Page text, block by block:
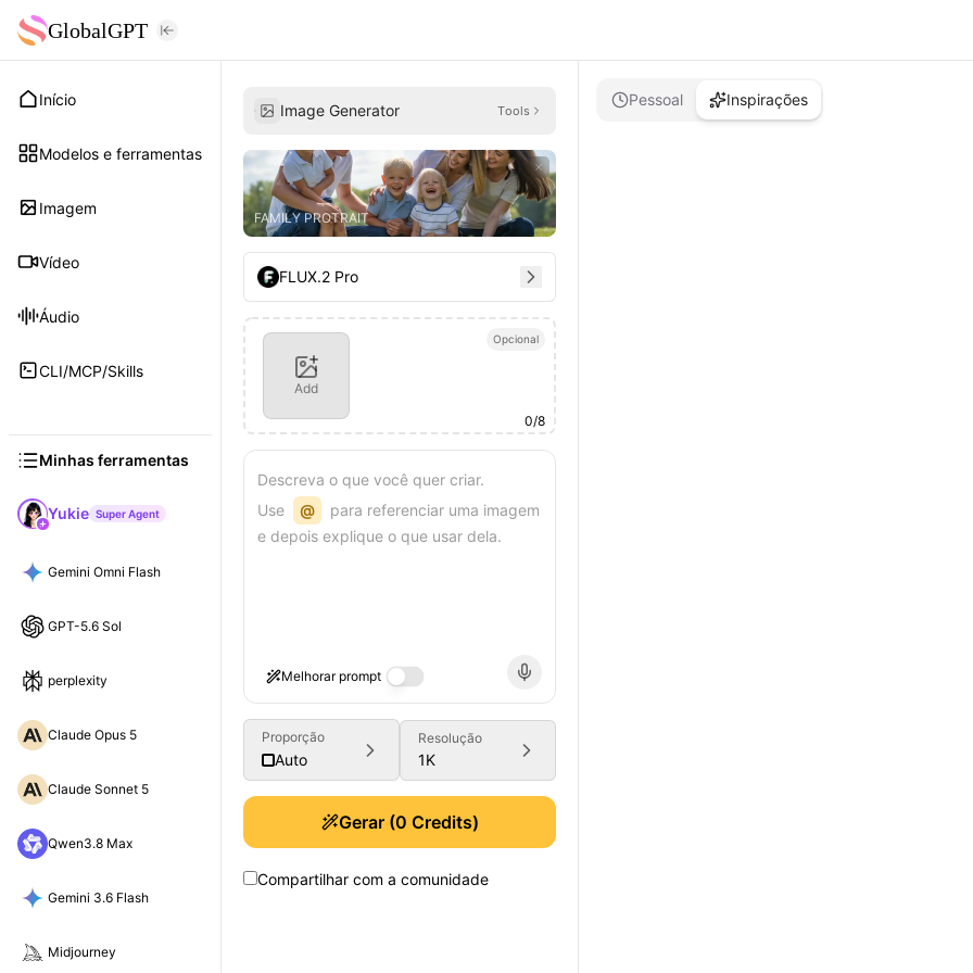
GlobalGPT
Início
Modelos e ferramentas
Imagem
Vídeo
Áudio
CLI/MCP/Skills
Minhas ferramentas
Yukie Super Agent
Gemini Omni Flash
GPT-5.6 Sol
perplexity
Claude Opus 5
Claude Sonnet 5
Qwen3.8 Max
Gemini 3.6 Flash
Midjourney
Image Generator Tools
FAMILY PROTRAIT
FLUX.2 Pro
Opcional
Add
0/8
Descreva o que você quer criar.
Use
@
para referenciar uma imagem
e depois explique o que usar dela.
Melhorar prompt
Proporção
Auto
Resolução
1K
Gerar(0 Credits)
Compartilhar com a comunidade
Pessoal Inspirações